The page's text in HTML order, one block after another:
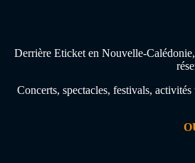
Derrière Eticket en Nouvelle-
Concerts, spectacles, festivals,